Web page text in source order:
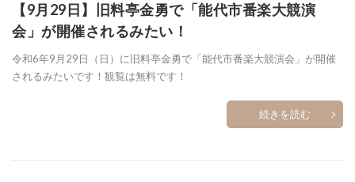
【9月29日】旧料亭金勇で「能代市番楽大競演
会」が開催されるみたい！
令和6年9月29日（日）に旧料亭金勇で「能代市番楽大競演会」が開催
されるみたいです！観覧は無料です！
続きを読む